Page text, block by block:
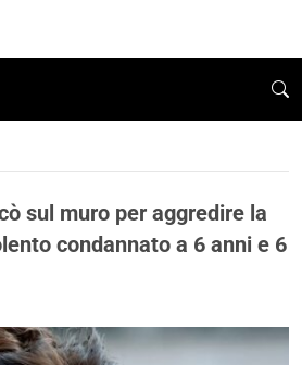
sul muro per aggredire la
condannato a 6 anni e 6